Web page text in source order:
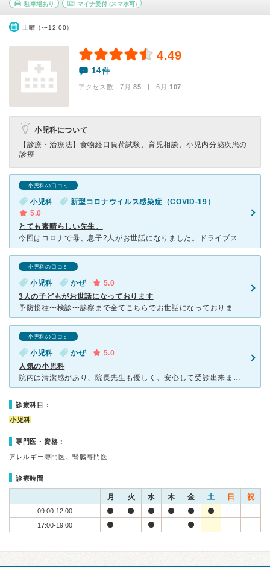
駐車場あり マイナ受付(スマホ可)
土曜（〜12:00）
4.49
14件
アクセス数 7月:85 | 6月:107
小児科について
【診療・治療法】 食物経口負荷試験、育児相談、小児内分泌疾患の
診療
小児科の口コミ
小児科
新型コロナウイルス感染症（COVID-19）
5.0
とても素晴らしい先生。
今回はコロナで母、息子2人がお世話になりました。ドライブスルー診療で車で待つ形でした。スタッフさんや先生が走り回っているのが見えます。ひっきりなしに車が入ってきて見ているだけで大変だと分かります。しか
小児科の口コミ
小児科 かぜ
5.0
3人の子どもがお世話になっております
予防接種〜検診〜診察まで全てこちらでお世話になっております。 先生はとても丁寧に診察してくださり、いつも何かプラスα教えて下さります。 例)風邪なら、風邪時に良い食べ物や 熱中症の対策、子どもの
小児科の口コミ
小児科 かぜ
5.0
人気の小児科
院内は清潔感があり、院長先生も優しく、安心して受診出来ます。院長先生のお母様の時から通っていますが、お二人とも本当に腕も良くて医者の鏡のような方々です。遠方から通う方もいる人気の病院のため、待ち時間が
診療科目：
小児科
専門医・資格：
アレルギー専門医、腎臓専門医
診療時間
月 火 水 木 金 土 日 祝
09:00-12:00
17:00-19:00